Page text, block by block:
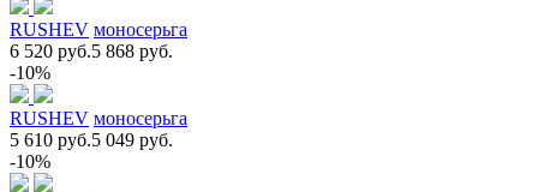
RUSHEV моносерьга
6 520 руб.5 868 руб.
-10%
RUSHEV моносерьга
5 610 руб.5 049 руб.
-10%